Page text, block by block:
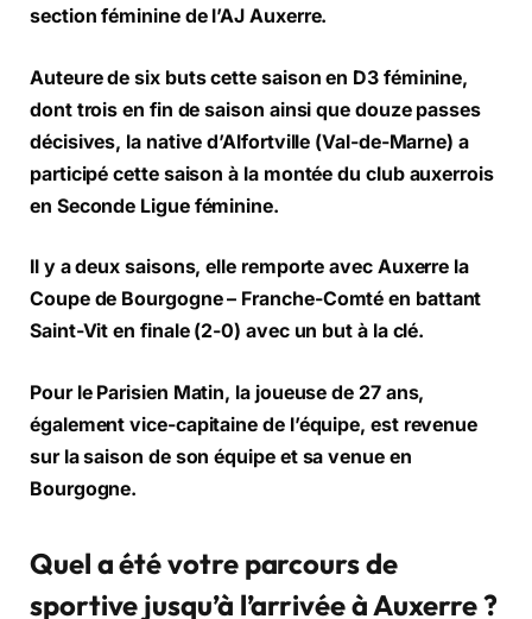
section féminine de l’AJ Auxerre.
Auteure de six buts cette saison en D3 féminine,
dont trois en fin de saison ainsi que douze passes
décisives, la native d’Alfortville (Val-de-Marne) a
participé cette saison à la montée du club auxerrois
en Seconde Ligue féminine.
Il y a deux saisons, elle remporte avec Auxerre la
Coupe de Bourgogne – Franche-Comté en battant
Saint-Vit en finale (2-0) avec un but à la clé.
Pour le Parisien Matin, la joueuse de 27 ans,
également vice-capitaine de l’équipe, est revenue
sur la saison de son équipe et sa venue en
Bourgogne.
Quel a été votre parcours de
sportive jusqu’à l’arrivée à Auxerre ?